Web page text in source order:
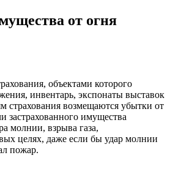
от огня
объектами которого
инвентарь, экспонаты выставок
страхования возмещаются убытки от
застрахованного имущества
молнии, взрыва газа,
целях, даже если бы удар молнии
пожар.